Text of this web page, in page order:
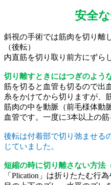
安全
斜視の手術では筋肉を切り離
（後転）
内直筋を切り取り前方にずら
切り離すときにはつぎのよう
筋を切ると血管も切るので出
糸をかけてから切りますが、
筋肉の中を動脈（前毛様体動
血管です。一度に3本以上の
後転は付着部で切り弛ませる
じていました。
短縮の時に切り離さない方法
「 Plication 」は折りたたむ行